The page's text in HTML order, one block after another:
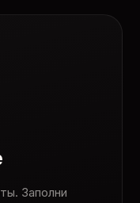
Заполни